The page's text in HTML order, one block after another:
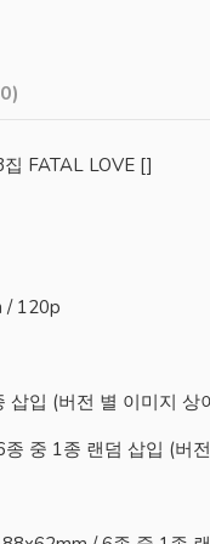
/ 120p
삽입 (버전 별 이미지 상
중 1종 랜덤 삽입 (버